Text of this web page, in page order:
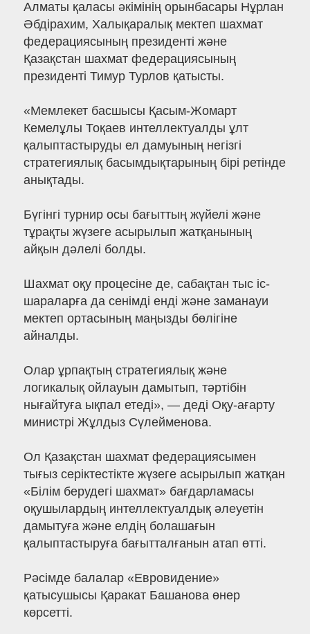
Алматы қаласы әкімінің орынбасары Нұрлан
Әбдірахим, Халықаралық мектеп шахмат
федерациясының президенті және
Қазақстан шахмат федерациясының
президенті Тимур Турлов қатысты.
«Мемлекет басшысы Қасым-Жомарт
Кемелұлы Тоқаев интеллектуалды ұлт
қалыптастыруды ел дамуының негізгі
стратегиялық басымдықтарының бірі ретінде
анықтады.
Бүгінгі турнир осы бағыттың жүйелі және
тұрақты жүзеге асырылып жатқанының
айқын дәлелі болды.
Шахмат оқу процесіне де, сабақтан тыс іс-
шараларға да сенімді енді және заманауи
мектеп ортасының маңызды бөлігіне
айналды.
Олар ұрпақтың стратегиялық және
логикалық ойлауын дамытып, тәртібін
нығайтуға ықпал етеді», — деді Оқу-ағарту
министрі Жұлдыз Сүлейменова.
Ол Қазақстан шахмат федерациясымен
тығыз серіктестікте жүзеге асырылып жатқан
«Білім берудегі шахмат» бағдарламасы
оқушылардың интеллектуалдық әлеуетін
дамытуға және елдің болашағын
қалыптастыруға бағытталғанын атап өтті.
Рәсімде балалар «Евровидение»
қатысушысы Қаракат Башанова өнер
көрсетті.